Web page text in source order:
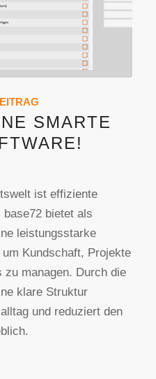
SMARTE
ist effiziente
base72 bietet als
leistungsstarke
Kundschaft, Projekte
zu managen. Durch die
klare Struktur
und reduziert den